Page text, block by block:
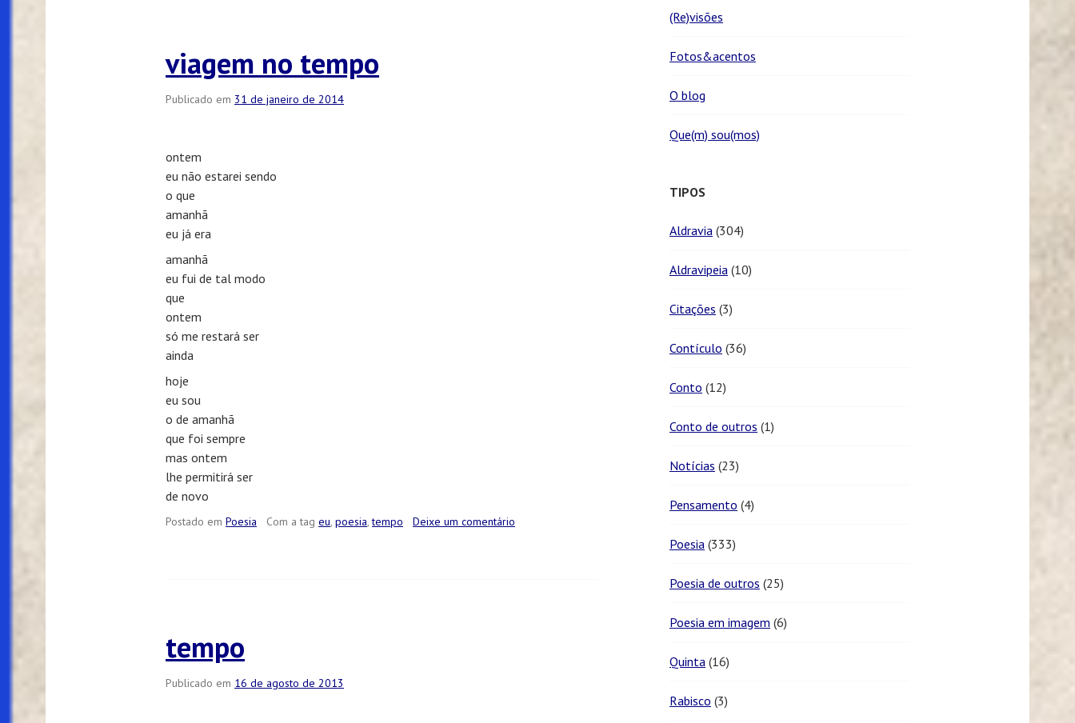
viagem no tempo
Publicado em 31 de janeiro de 2014
ontem
eu não estarei sendo
o que
amanhã
eu já era
amanhã
eu fui de tal modo
que
ontem
só me restará ser
ainda
hoje
eu sou
o de amanhã
que foi sempre
mas ontem
lhe permitirá ser
de novo
Postado em Poesia Com a tag eu, poesia,tempo Deixe um comentário
tempo
Publicado em 16 de agosto de 2013
(Re)visões
Fotos&acentos
O blog
Que(m) sou(mos)
TIPOS
Aldravia (304)
Aldravipeia (10)
Citações (3)
Contículo (36)
Conto (12)
Conto de outros (1)
Notícias (23)
Pensamento (4)
Poesia (333)
Poesia de outros (25)
Poesia em imagem (6)
Quinta (16)
Rabisco (3)